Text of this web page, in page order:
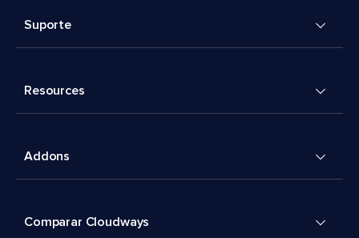
Suporte
Resources
Addons
Comparar Cloudways